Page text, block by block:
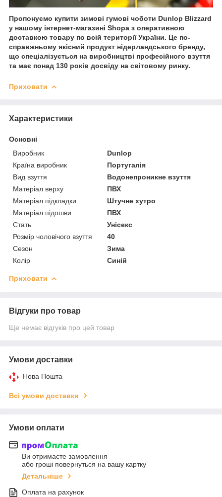
Пропонуємо купити зимові гумові чоботи Dunlop Blizzard
у нашому інтернет-магазині Shopa з оперативною
доставкою товару по всій території України. Це по-
справжньому якісний продукт нідерландського бренду,
що спеціалізується на виробництві професійного взуття
та має понад 130 років досвіду на світовому ринку.
Приховати
Характеристики
Основні
Виробник
Dunlop
Країна виробник
Португалія
Вид взуття
Водонепроникне взуття
Матеріал верху
ПВХ
Матеріал підкладки
Штучне хутро
Матеріал підошви
ПВХ
Стать
Унісекс
Розмір чоловічого взуття
40
Сезон
Зима
Колір
Синій
Приховати
Відгуки про товар
Ще немає відгуків про цей товар
Умови доставки
Нова Пошта
Всі умови доставки
Умови оплати
Ви отримаєте замовлення
або гроші повернуться на вашу картку
Детальніше
Оплата на рахунок